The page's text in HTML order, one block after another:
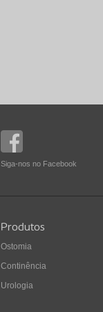
Siga-nos no Facebook
Produtos
Ostomia
Continência
Urologia